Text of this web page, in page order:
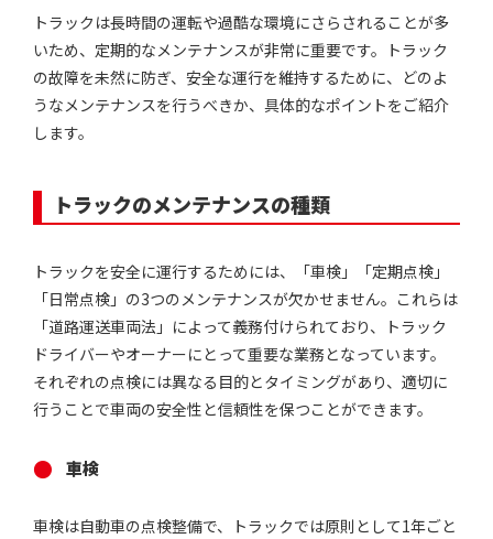
トラックは長時間の運転や過酷な環境にさらされることが多
いため、定期的なメンテナンスが非常に重要です。トラック
の故障を未然に防ぎ、安全な運行を維持するために、どのよ
うなメンテナンスを行うべきか、具体的なポイントをご紹介
します。
トラックのメンテナンスの種類
トラックを安全に運行するためには、「車検」「定期点検」
「日常点検」の3つのメンテナンスが欠かせません。これらは
「道路運送車両法」によって義務付けられており、トラック
ドライバーやオーナーにとって重要な業務となっています。
それぞれの点検には異なる目的とタイミングがあり、適切に
行うことで車両の安全性と信頼性を保つことができます。
車検
車検は自動車の点検整備で、トラックでは原則として1年ごと